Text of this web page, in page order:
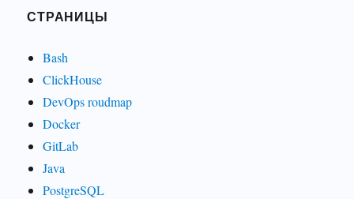
СТРАНИЦЫ
Bash
ClickHouse
DevOps roudmap
Docker
GitLab
Java
PostgreSQL